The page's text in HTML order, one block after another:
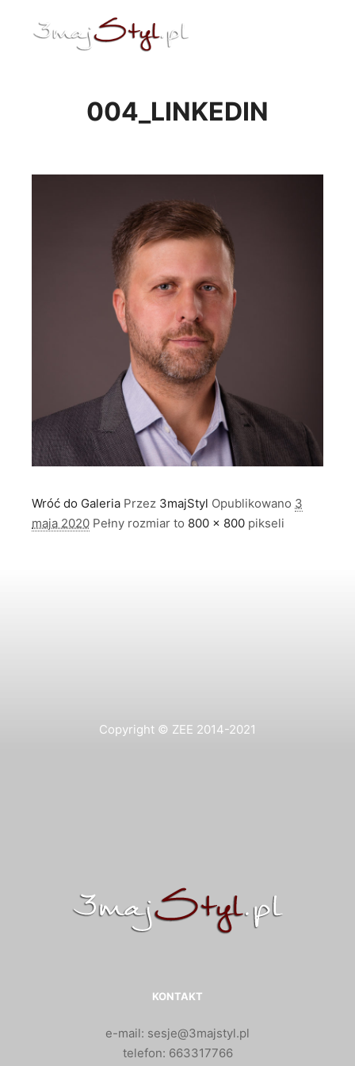
004_LINKEDIN
Wróć do Galeria Przez 3majStyl Opublikowano 3
maja 2020 Pełny rozmiar to 800 × 800 pikseli
Copyright © ZEE 2014-2021
KONTAKT
e-mail: sesje@3majstyl.pl
telefon: 663317766